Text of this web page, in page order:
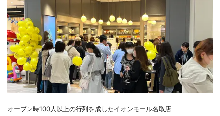
オープン時100人以上の行列を成したイオンモール名取店